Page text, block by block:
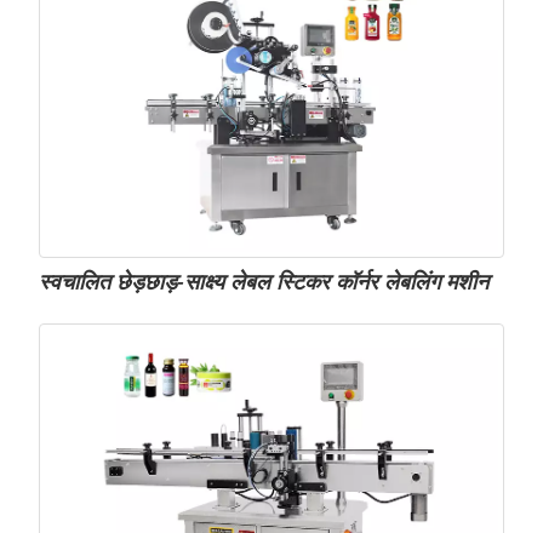
स्वचालित छेड़छाड़-साक्ष्य लेबल स्टिकर कॉर्नर लेबलिंग मशीन